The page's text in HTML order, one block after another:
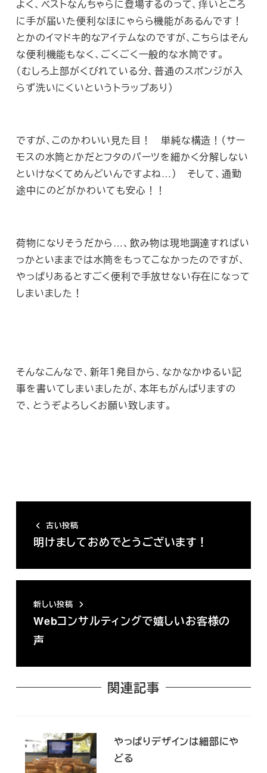
よく、ベストなんちゃらに登場するのって、痒いところ
に手が届いた便利なほにゃらら機能があるんです！
とかのイマドキ的なアイテムなのですが、こちらはそん
な便利機能もなく、ごくごく一般的な水筒です。
（むしろ上部がくびれている分、普通のスポンジが入
らず洗いにくいというトラップあり）
ですが、このかわいい見た目！ 単純な構造！（サー
モスの水筒とかだとフタのパーツを細かく分解しない
といけなくてめんどいんですよね…） そして、通勤
途中にのどがかわいても安心！！
荷物になりそうだから…、飲み物は現地調達すればい
っかといままでは水筒をもってこなかったのですが、
やっぱりあるとすごく便利で手放せない存在になって
しまいました！
そんなこんなで、新年１発目から、なかなかゆるい記
事を書いてしまいましたが、本年もがんばりますの
で、とうぞよろしくお願い致します。
古い投稿
明けましておめでとうございます！
新しい投稿
Webコンサルティングで嬉しいお客様の
声
関連記事
やっぱりデザインは細部にや
どる